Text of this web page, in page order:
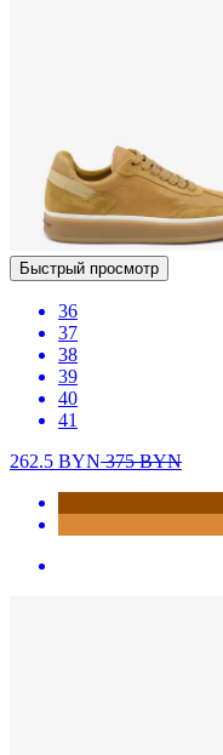
Быстрый просмотр
36
37
38
39
40
41
262.5 BYN375BYN